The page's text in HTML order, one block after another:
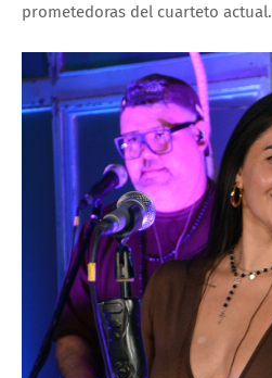
prometedoras del cuarteto actual.